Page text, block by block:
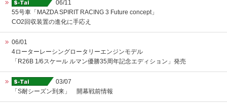
06/11
55号車「MAZDA SPIRIT RACING 3 Future concept」
CO2回収装置の進化に手応え
06/01
4ローターレーシングロータリーエンジンモデル
「R26B 1/6スケール ルマン優勝35周年記念エディション」発売
03/07
「S耐シーズン到来」 開幕戦前情報